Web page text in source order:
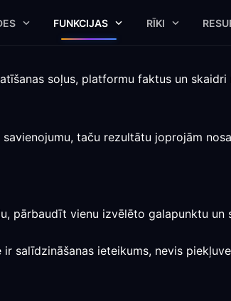
FUNKCIJAS RĪKI
soļus, platformu faktus un
taču rezultātu joprojām
pārbaudīt vienu izvēlēto galapunktu
salīdzināšanas ieteikums, nevis